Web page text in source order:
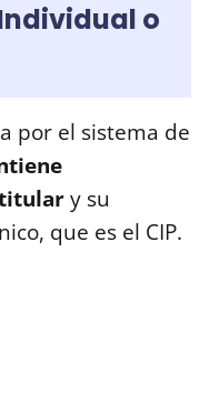
o
por el sistema de
y su
que es el CIP.